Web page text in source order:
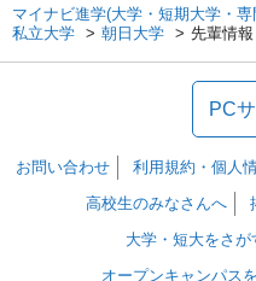
マイナビ進学(大学・短期大学・
私立大学
朝日大学 先輩情報
PC
お問い合わせ 利用規約・個人
高校生のみなさんへ
大学・短大をさが
オープンキャンパス